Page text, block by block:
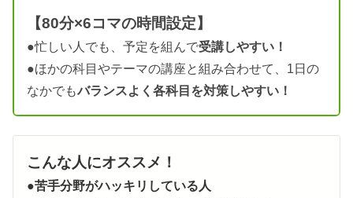
【80分×6コマの時間設定】
●忙しい人でも、予定を組んで受講しやすい！
●ほかの科目やテーマの講座と組み合わせて、1日の
なかでもバランスよく各科目を対策しやすい！
こんな人にオススメ！
●苦手分野がハッキリしている人